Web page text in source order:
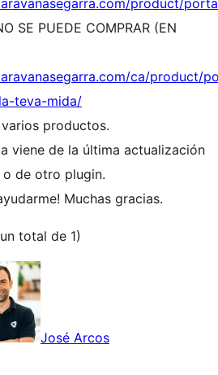
product/
SE PUEDE COMPRAR (EN
ca/product/
teva-mida/
productos.
viene de la última actualización
de otro plugin.
Muchas gracias.
total de 1)
José Arcos